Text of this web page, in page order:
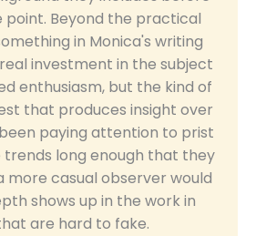
Beyond the practical
in Monica's writing
investment in the subject
enthusiasm, but the kind of
that produces insight over
paying attention to prist
long enough that they
more casual observer would
shows up in the work in
are hard to fake.